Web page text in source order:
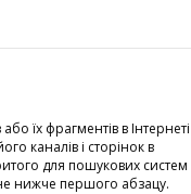
їх фрагментів в Інтернеті
каналів і сторінок в
для пошукових систем
нижче першого абзацу.